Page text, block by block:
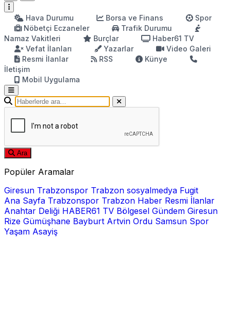
Hava Durumu Borsa ve Finans
Spor
Nöbetçi Eczaneler
Trafik Durumu
Namaz Vakitleri
Burçlar
Haber61 TV
Vefat İlanları
Yazarlar
Video Galeri
Resmi İlanlar
RSS
Künye
İletişim
Mobil Uygulama
Ara
Popüler Aramalar
Giresun Trabzonspor Trabzon sosyalmedya Fugit
Ana Sayfa Trabzonspor Trabzon Haber Resmi İlanlar
Anahtar Deliği HABER61 TV Bölgesel Gündem Giresun
Rize Gümüşhane Bayburt Artvin Ordu Samsun Spor
Yaşam Asayiş